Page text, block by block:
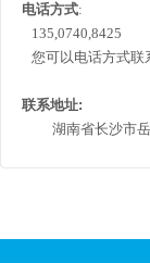
电话方式:
135,0740,8425
您可以电话方式联
联系地址:
湖南省长沙市岳